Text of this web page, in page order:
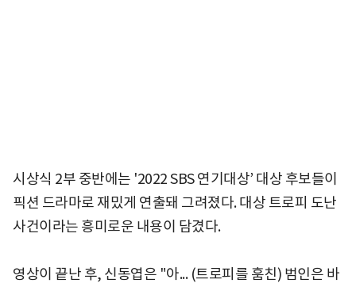
시상식 2부 중반에는 '2022 SBS 연기대상’ 대상 후보들이
픽션 드라마로 재밌게 연출돼 그려졌다. 대상 트로피 도난
사건이라는 흥미로운 내용이 담겼다.
영상이 끝난 후, 신동엽은 "아... (트로피를 훔친) 범인은 바